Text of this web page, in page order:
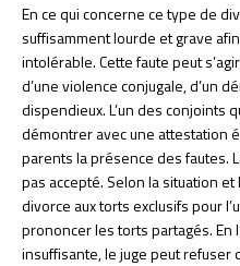
En ce qui concerne ce type de
suffisamment lourde et grave
intolérable. Cette faute peut
d’une violence conjugale, d’un
dispendieux. L’un des conjoints
démontrer avec une attestation
parents la présence des fautes.
pas accepté. Selon la situation
divorce aux torts exclusifs pour
prononcer les torts partagés. En
insuffisante, le juge peut refuser